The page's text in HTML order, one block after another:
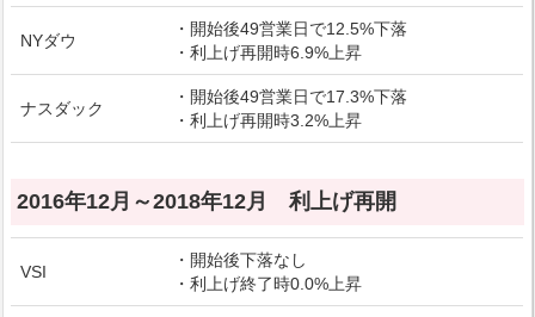
NYダウ
・開始後49営業日で12.5%下落
・利上げ再開時6.9%上昇
ナスダック
・開始後49営業日で17.3%下落
・利上げ再開時3.2%上昇
2016年12月～2018年12月 利上げ再開
VSI
・開始後下落なし
・利上げ終了時0.0%上昇